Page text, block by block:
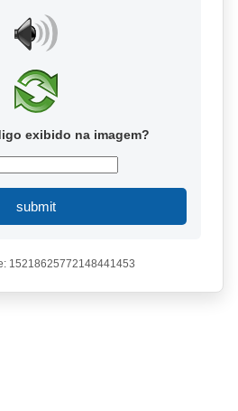
exibido na imagem?
submit
15218625772148441453